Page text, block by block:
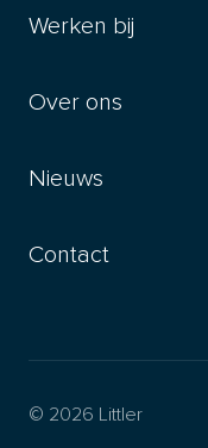
Werken bij
Over ons
Nieuws
Contact
© 2026 Littler